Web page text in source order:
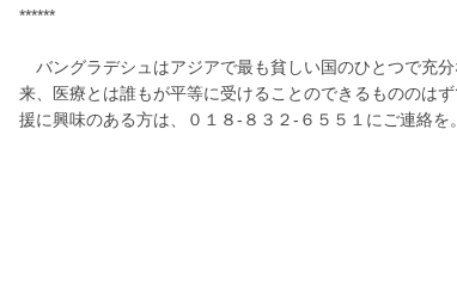
******
バングラデシュはアジアで最も貧しい国のひとつで充
来、医療とは誰もが平等に受けることのできるもののは
援に興味のある方は、０１８-８３２-６５５１にご連絡を。